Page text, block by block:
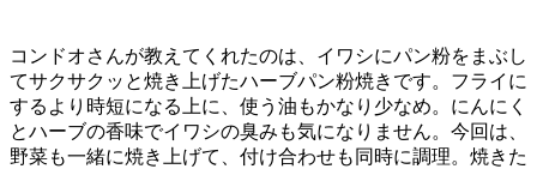
コンドオさんが教えてくれたのは、イワシにパン粉をまぶし
てサクサクッと焼き上げたハーブパン粉焼きです。フライに
するより時短になる上に、使う油もかなり少なめ。にんにく
とハーブの香味でイワシの臭みも気になりません。今回は、
野菜も一緒に焼き上げて、付け合わせも同時に調理。焼きた